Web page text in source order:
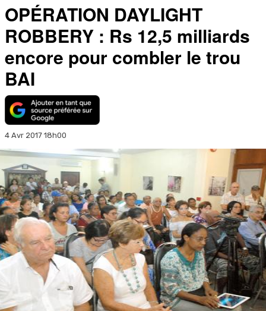
OPÉRATION DAYLIGHT
ROBBERY : Rs 12,5 milliards
encore pour combler le trou
BAI
4 Avr 2017 18h00